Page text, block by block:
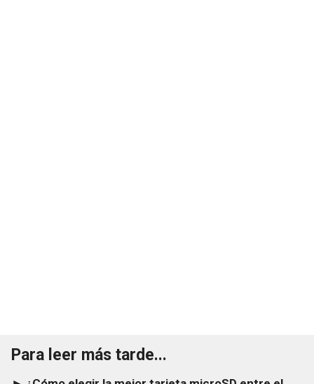
Para leer más tarde...